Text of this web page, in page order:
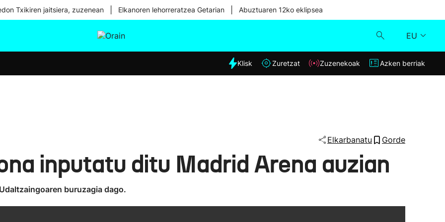
Txikiren jaitsiera, zuzenean Elkanoren lehorreratzea Getarian Abuztuaren 12ko eklipsea
EU
Eguraldia
Klisk
Azken berriak
Klisk Zuretzat Zuzenekoak Azken berriak
Elkarbanatu Gorde
inputatu ditu Madrid Arena auzian
buruzagia dago.